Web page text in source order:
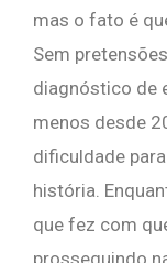
mas o fato é
Sem
diagnóstico de
menos desde
dificuldade
história.
que fez com